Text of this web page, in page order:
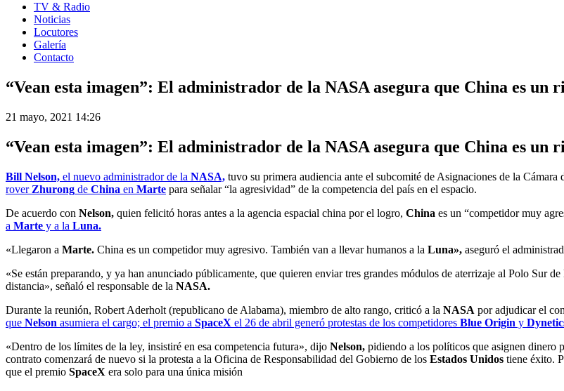
TV & Radio
Noticias
Locutores
Galería
Contacto
“Vean esta imagen”: El administrador de la NASA asegura que China es un
21 mayo, 2021 14:26
“Vean esta imagen”: El administrador de la NASA asegura que China es un
Bill Nelson, el nuevo administrador de la NASA, tuvo su primera audiencia ante el subcomité de Asignaciones de la Cámara
rover Zhurong de China en Marte para señalar “la agresividad” de la competencia del país en el espacio.
De acuerdo con Nelson, quien felicitó horas antes a la agencia espacial china por el logro, China es un “competidor muy
a Marte y a la Luna.
«Llegaron a Marte. China es un competidor muy agresivo. También van a llevar humanos a la Luna», aseguró el
«Se están preparando, y ya han anunciado públicamente, que quieren enviar tres grandes módulos de aterrizaje al Polo Sur de
distancia», señaló el responsable de la NASA.
Durante la reunión, Robert Aderholt (republicano de Alabama), miembro de alto rango, criticó a la NASA por adjudicar el
que Nelson asumiera el cargo; el premio a SpaceX el 26 de abril generó protestas de los competidores Blue Origin y
«Dentro de los límites de la ley, insistiré en esa competencia futura», dijo Nelson, pidiendo a los políticos que asignen dinero
contrato comenzará de nuevo si la protesta a la Oficina de Responsabilidad del Gobierno de los Estados Unidos tiene éxito.
que el premio SpaceX era solo para una única misión